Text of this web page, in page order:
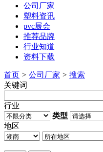
公司厂家
塑料资讯
pvc展会
推荐品牌
行业知道
资料下载
首页 > 公司厂家 > 搜索
关键词
行业
类型
地区